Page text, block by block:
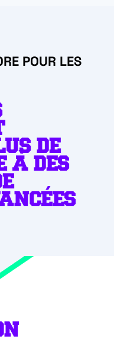
POUR LES
DE
À DES